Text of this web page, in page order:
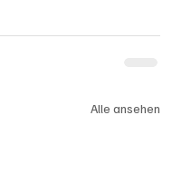
Alle ansehen